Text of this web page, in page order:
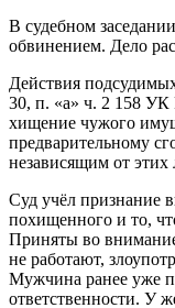
В судебном
обвинением. Дело
Действия
30, п. «а» ч. 2 158 УК
хищение чужого
предварительному
независящим от этих
Суд учёл признание
похищенного и то,
Приняты во
не работают,
Мужчина ранее уже
ответственности. У